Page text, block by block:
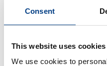
Consent
This website uses cookies
We use cookies to
WEBINAR
Prensado